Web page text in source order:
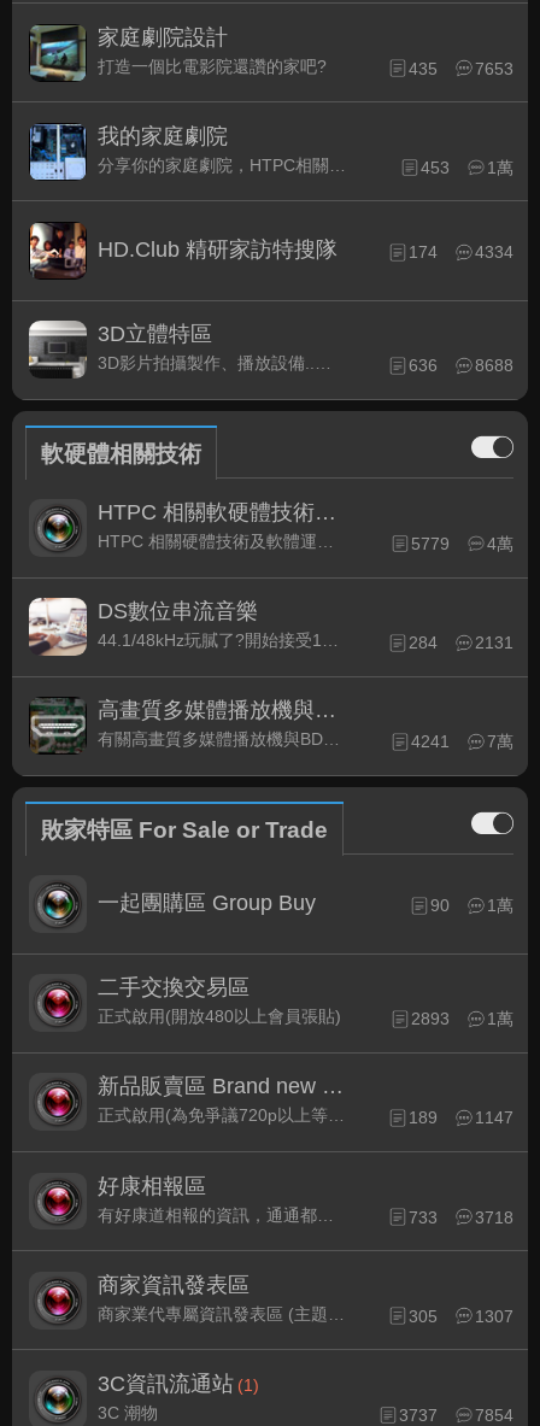
家庭劇院設計
打造一個比電影院還讚的家吧? 435 7653
我的家庭劇院
453 1萬
HD.Club 精研家訪特搜隊 174 4334
3D立體特區
3D影片拍攝製作、播放設備..等相關討論 636 8688
軟硬體相關技術
HTPC 相關軟硬體技術及運用
5779 4萬
DS數位串流音樂
284 2131
高畫質多媒體播放機與BD討論區
有關高畫質多媒體播放機與BD相關討論區 4241 7萬
敗家特區 For Sale or Trade
一起團購區 Group Buy 90 1萬
二手交換交易區
正式啟用(開放480以上會員張貼) 2893 1萬
新品販賣區 Brand new Plaza
正式啟用(為免爭議720p以上等級發表限定) 189 1147
好康相報區
733 3718
商家資訊發表區
305 1307
3C資訊流通站 (1)
3C 潮物
3737 7854